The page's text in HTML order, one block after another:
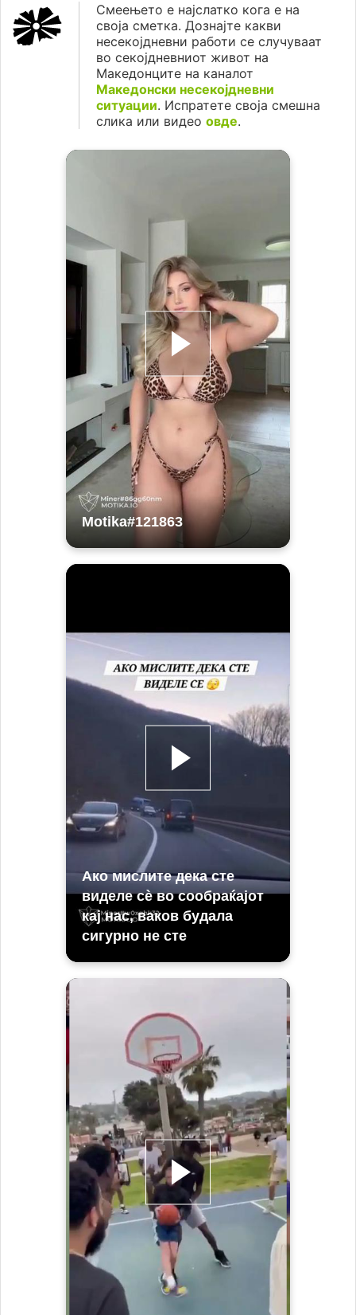
Смеењето е најслатко кога е на
своја сметка. Дознајте какви
несекојдневни работи се случуваат
во секојдневниот живот на
Македонците на каналот
Македонски несекојдневни
ситуации. Испратете своја смешна
слика или видео овде.